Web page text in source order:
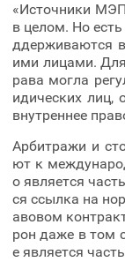
«Источники
в целом. Но
ддерживаются
ими лицами.
рава могла
идических лиц,
внутреннее
Арбитражи и
ют к
о является
ся ссылка на
авовом
рон даже в том
е является